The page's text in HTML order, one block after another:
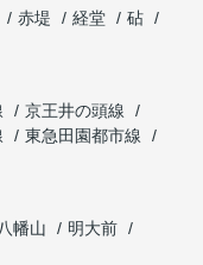
赤堤 経堂
砧
京王井の頭線
東急田園都市線
八幡山
明大前